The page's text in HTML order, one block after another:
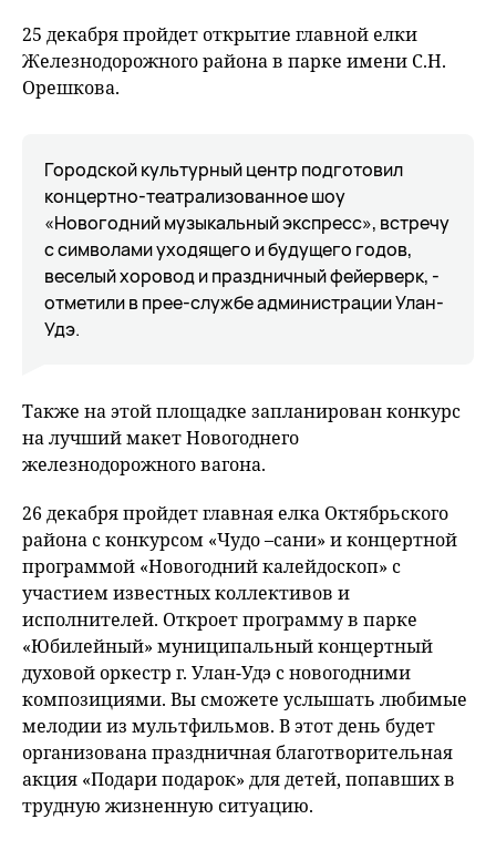
25 декабря пройдет открытие главной елки
Железнодорожного района в парке имени С.Н.
Орешкова.
Городской культурный центр подготовил
концертно-театрализованное шоу
«Новогодний музыкальный экспресс», встречу
с символами уходящего и будущего годов,
веселый хоровод и праздничный фейерверк, -
отметили в прее-службе администрации Улан-
Удэ.
Также на этой площадке запланирован конкурс
на лучший макет Новогоднего
железнодорожного вагона.
26 декабря пройдет главная елка Октябрьского
района с конкурсом «Чудо –сани» и концертной
программой «Новогодний калейдоскоп» с
участием известных коллективов и
исполнителей. Откроет программу в парке
«Юбилейный» муниципальный концертный
духовой оркестр г. Улан-Удэ с новогодними
композициями. Вы сможете услышать любимые
мелодии из мультфильмов. В этот день будет
организована праздничная благотворительная
акция «Подари подарок» для детей, попавших в
трудную жизненную ситуацию.